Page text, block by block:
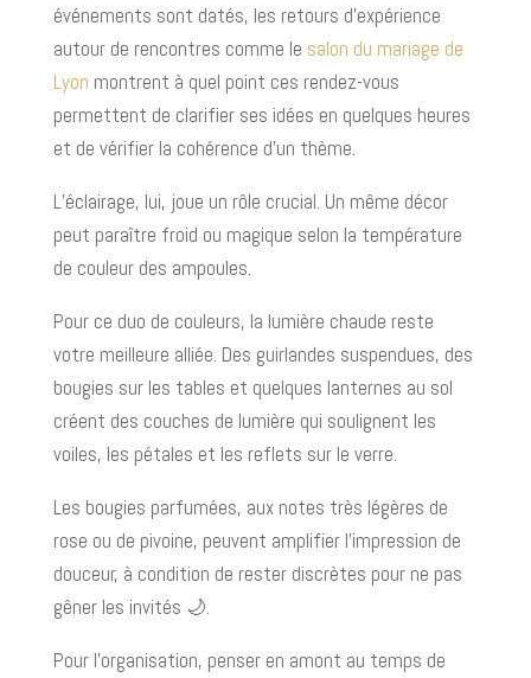
événements sont datés, les retours d’expérience
autour de rencontres comme le salon du mariage de
Lyon montrent à quel point ces rendez-vous
permettent de clarifier ses idées en quelques heures
et de vérifier la cohérence d’un thème.
L’éclairage, lui, joue un rôle crucial. Un même décor
peut paraître froid ou magique selon la température
de couleur des ampoules.
Pour ce duo de couleurs, la lumière chaude reste
votre meilleure alliée. Des guirlandes suspendues, des
bougies sur les tables et quelques lanternes au sol
créent des couches de lumière qui soulignent les
voiles, les pétales et les reflets sur le verre.
Les bougies parfumées, aux notes très légères de
rose ou de pivoine, peuvent amplifier l’impression de
douceur, à condition de rester discrètes pour ne pas
gêner les invités 🌙.
Pour l’organisation, penser en amont au temps de